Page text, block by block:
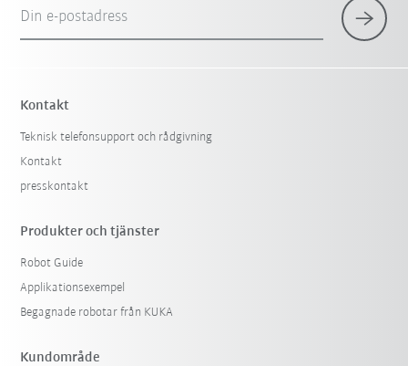
Din e-postadress
Kontakt
Teknisk telefonsupport och rådgivning
Kontakt
presskontakt
Produkter och tjänster
Robot Guide
Applikationsexempel
Begagnade robotar från KUKA
Kundområde